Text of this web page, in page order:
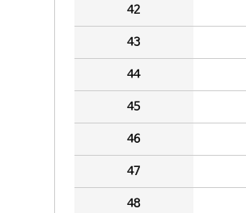
42
43
44
45
46
47
48